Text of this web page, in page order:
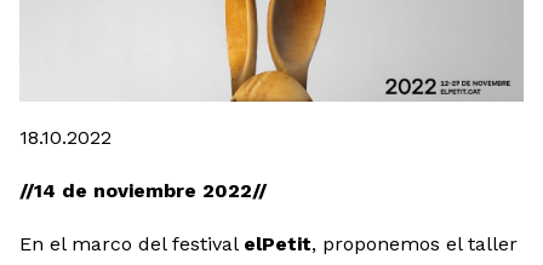
18.10.2022
//14 de noviembre 2022//
En el marco del festival elPetit, proponemos el taller